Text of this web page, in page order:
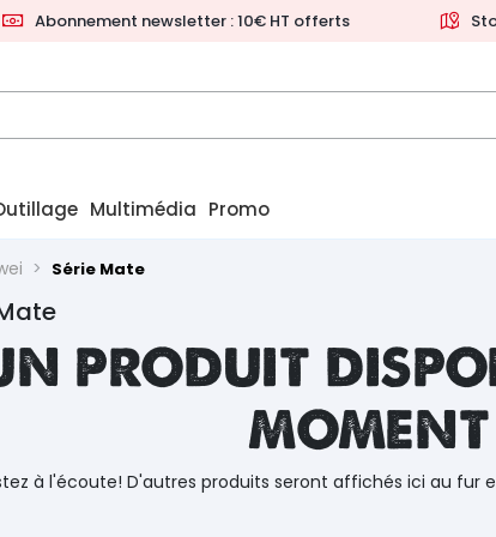
Abonnement newsletter : 10€ HT offerts
Multimédia Promo
Série Mate
produit
moment
à l'écoute! D'autres produits seront affichés ici au fur